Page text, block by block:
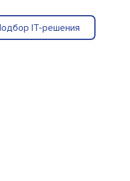
IT-решения